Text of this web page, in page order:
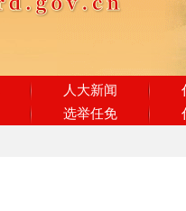
人大新闻
选举任免